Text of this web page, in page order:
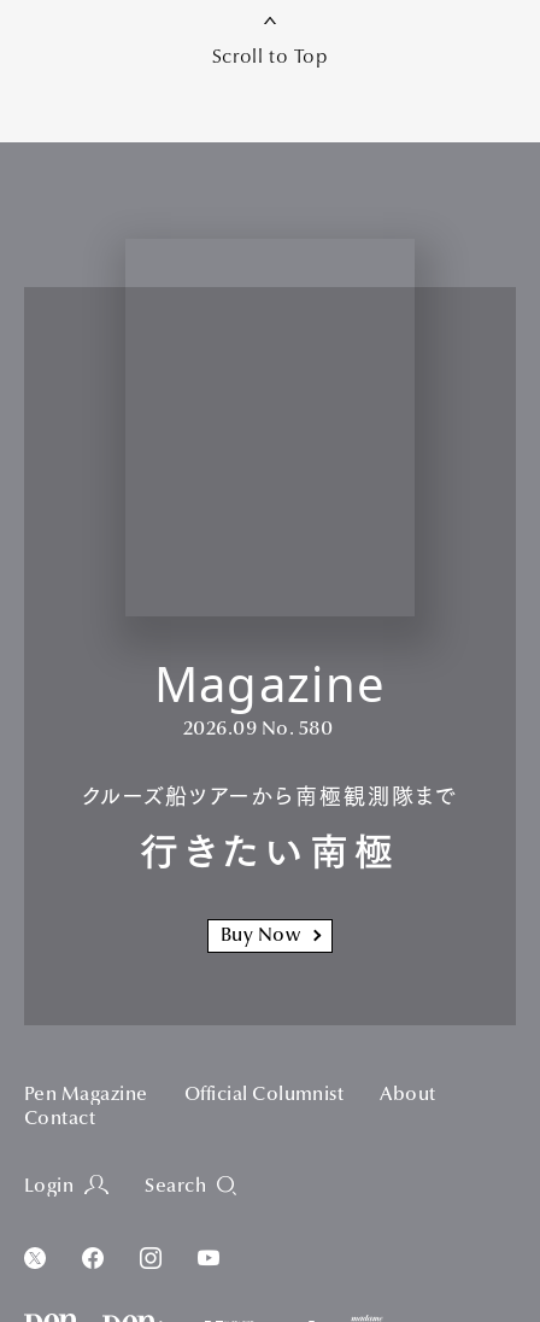
Scroll to Top
Magazine
2026.09 No. 580
クルーズ船ツアーから南極観測隊まで
行きたい南極
Buy Now
Pen Magazine Official Columnist
About
Contact
Login Search